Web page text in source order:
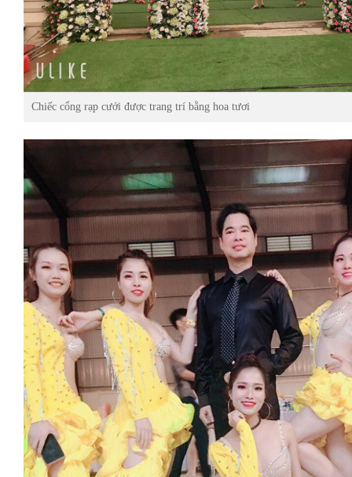
Chiếc cổng rạp cưới được trang trí bằng hoa tươi